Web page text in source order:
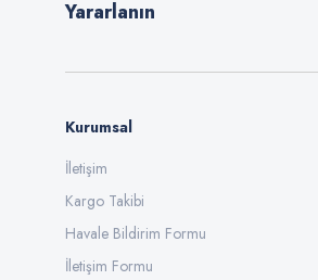
Bu ürüne benzer farklı alternatifler olmalı.
Yararlanın
Kurumsal
İletişim
Kargo Takibi
Havale Bildirim Formu
İletişim Formu